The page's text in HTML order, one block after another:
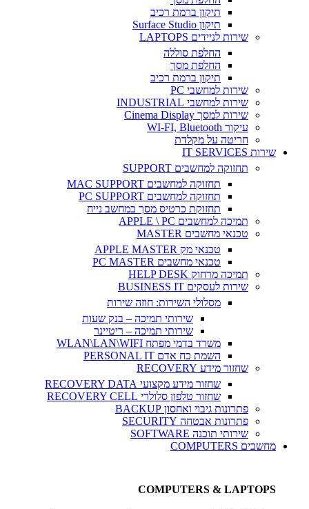
תיקון ברמת רכיב
תיקון Surface Studio
שירות לניידים LAPTOPS
החלפת סוללה
החלפת מסך
תיקון ברמת רכיב
שירות למחשבי PC
שירות למחשבי INDUSTRIAL
שירות למסך Cinema Display
עיקור WI-FI, Bluetooth
חריטה על מקלדת
שירות IT SERVICES
תחזוקה למחשבים SUPPORT
תחזוקה למחשבים MAC SUPPORT
תחזוקה למחשבים PC SUPPORT
תחזוקת כרטיס מסך במחשב נייח
תמיכה למחשבים APPLE \ PC
טכנאי מחשבים MASTER
טכנאי מק APPLE MASTER
טכנאי מחשבים PC MASTER
תמיכה מרחוק HELP DESK
שירות לעסקים BUSINESS IT
מסלולי השירות: חוזה שירות
שירותי תמיכה – בנק שעות
שירותי תמיכה – ריטיינר
משרד בדמי מפתח WLAN\LAN\WIFI
השמת כח אדם PERSONAL IT
שחזור מידע RECOVERY
שחזור מידע מקצועי RECOVERY DATA
שחזור טלפון סלולרי RECOVERY CELL
פתרונות גיבוי ואחסון BACKUP
פתרונות אבטחה SECURITY
שירותי תוכנה SOFTWARE
מחשבים COMPUTERS
COMPUTERS & LAPTOPS